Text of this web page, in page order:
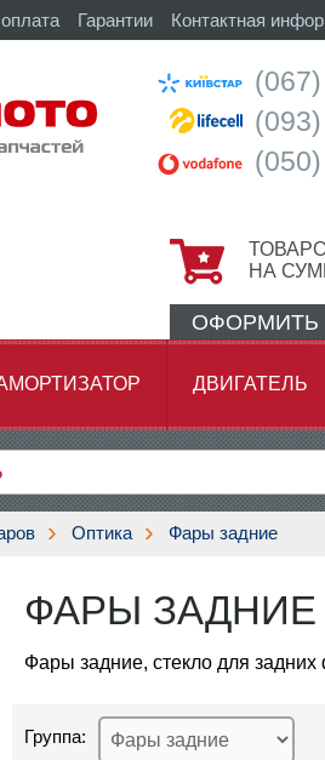
Гарантии Контактная
(067)
(093)
(050)
НА
ОФОРМИТЬ
ДВИГАТЕЛЬ
Оптика Фары задние
ФАРЫ ЗАДНИЕ
Фары задние, стекло для
Группа: